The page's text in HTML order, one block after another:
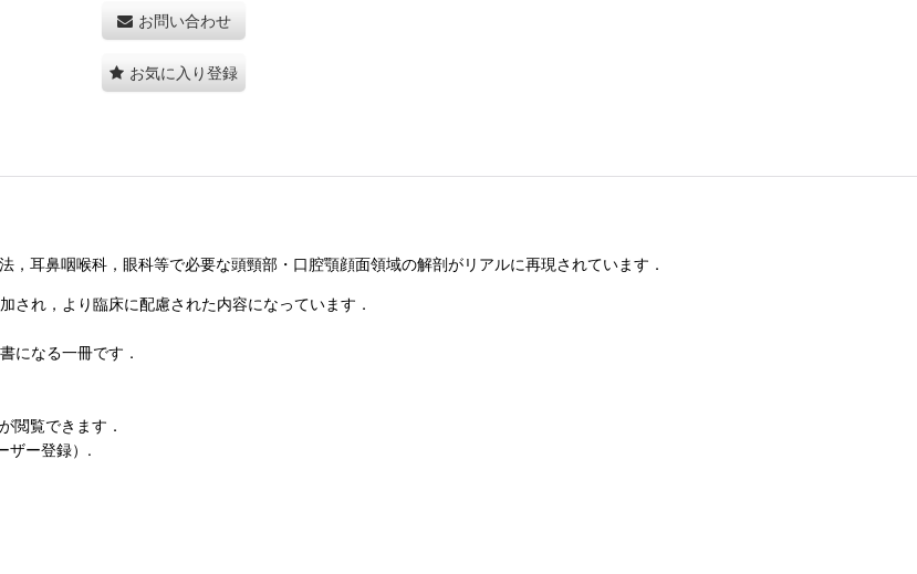
お問い合わせ
お気に入り登録
耳鼻咽喉科，眼科等で必要な頭頸部・口腔顎顔面領域の解剖がリアルに再現されています．
れ，より臨床に配慮された内容になっています．
になる一冊です．
閲覧できます．
ザー登録）.